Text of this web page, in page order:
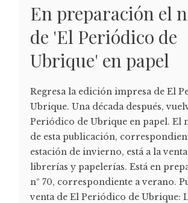
En preparación el
de 'El Periódico de
Ubrique' en papel
Regresa la edición impresa de El
Ubrique. Una década después,
Periódico de Ubrique en papel. El
de esta publicación,
estación de invierno, está a la
librerías y papelerías. Está en
nº 70, correspondiente a verano.
venta de El Periódico de Ubrique: